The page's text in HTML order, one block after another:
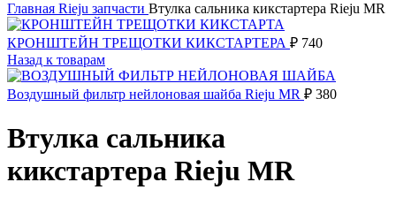
Главная Rieju запчасти Втулка сальника кикстартера Rieju MR
КРОНШТЕЙН ТРЕЩОТКИ КИКСТАРТЕРА ₽ 740
Назад к товарам
Воздушный фильтр нейлоновая шайба Rieju MR ₽ 380
Втулка сальника
кикстартера Rieju MR